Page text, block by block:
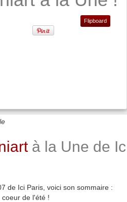
Flipboard
à la Une de
de Ici Paris, voici son sommaire :
coeur de l'été !